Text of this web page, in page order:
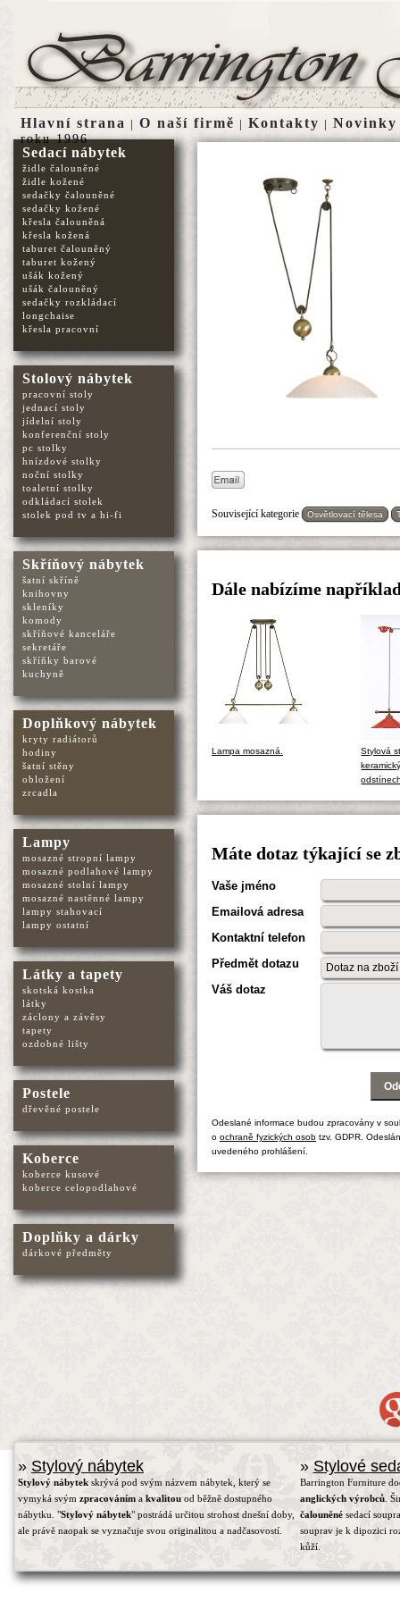
Související kategorie Osvětlovací tělesa
Dále nabízíme
Lampa mosazná.
Stylová
Máte dotaz týkající se
Vaše jméno
Emailová adresa
Kontaktní telefon
Předmět dotazu
Váš dotaz
Odeslané informace budou zpracovány v
o ochraně fyzických osobtzv. GDPR.
uvedeného prohlášení.
Sedací nábytek
židle čalouněné
židle kožené
sedačky čalouněné
sedačky kožené
křesla čalouněná
křesla kožená
taburet čalouněný
taburet kožený
ušák kožený
ušák čalouněný
sedačky rozkládací
longchaise
křesla pracovní
Stolový nábytek
pracovní stoly
jednací stoly
jídelní stoly
konferenční stoly
pc stolky
hnízdové stolky
noční stolky
toaletní stolky
odkládací stolek
stolek pod tv a hi-fi
Skříňový nábytek
šatní skříně
knihovny
skleníky
komody
skříňové kanceláře
sekretáře
skříňky barové
kuchyně
Doplňkový nábytek
kryty radiátorů
hodiny
šatní stěny
obložení
zrcadla
Lampy
mosazné stropní lampy
mosazné podlahové lampy
mosazné stolní lampy
mosazné nastěnné lampy
lampy stahovací
lampy ostatní
Látky a tapety
skotská kostka
látky
záclony a závěsy
tapety
ozdobné lišty
Postele
dřevěné postele
Koberce
koberce kusové
koberce celopodlahové
Doplňky a dárky
dárkové předměty
Hlavní strana | O naší firmě | Kontakty | Novinky
roku 1996
» Stylový nábytek
Stylový nábytek skrývá pod svým názvem nábytek, který se
vymyká svým zpracováním a kvalitou od běžně dostupného
nábytku. "Stylový nábytek" postrádá určitou strohost dnešní doby,
ale právě naopak se vyznačuje svou originalitou a nadčasovostí.
» Stylové
Barrington Furniture
anglických výrobců.
čalouněnésedací
souprav je k dipozici
kůží.